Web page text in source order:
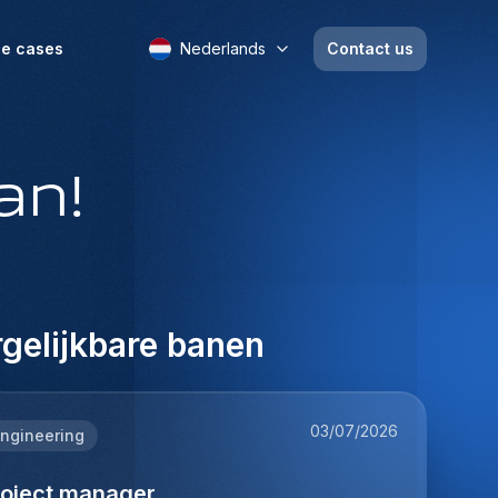
cases Nederlands Contact us
banen
03/07/2026